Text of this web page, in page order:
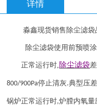
详情
淼鑫现货销售 除尘滤袋
除尘滤袋使用前预喷
正常运行时,除尘滤袋
800/900Pa停止清灰.典型压
锅炉正常运行时,炉膛内氧量